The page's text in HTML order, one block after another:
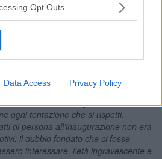
Opt Outs
Data Access Privacy Policy
svolti nella sede di Via Valtriani.
uscito anni fa nella rubrica “Pensieri
ogni tentazione che si rispetti.
di persona all’inaugurazione non era
il dubbio fondato che ci fosse
interessare, l’età ingravescente e